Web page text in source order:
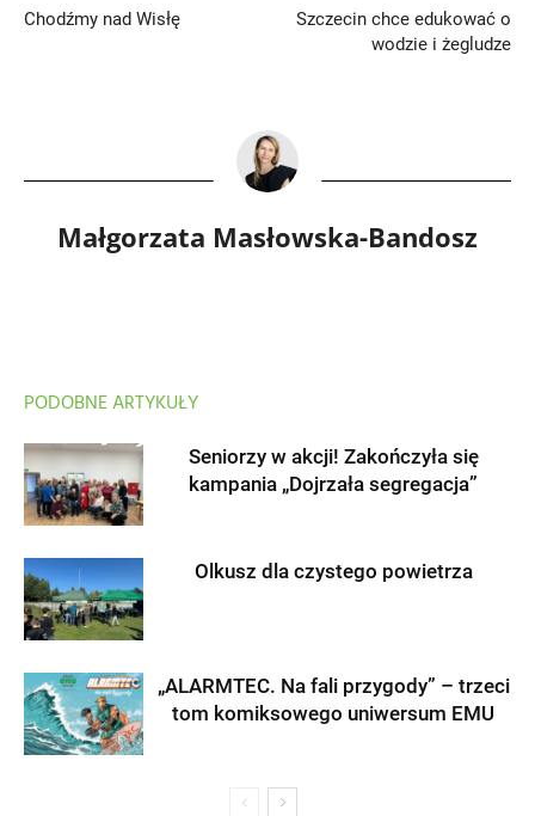
Chodźmy nad Wisłę
Szczecin chce edukować o
wodzie i żegludze
Małgorzata Masłowska-Bandosz
PODOBNE ARTYKUŁY
Seniorzy w akcji! Zakończyła się
kampania „Dojrzała segregacja”
Olkusz dla czystego powietrza
„ALARMTEC. Na fali przygody” – trzeci
tom komiksowego uniwersum EMU